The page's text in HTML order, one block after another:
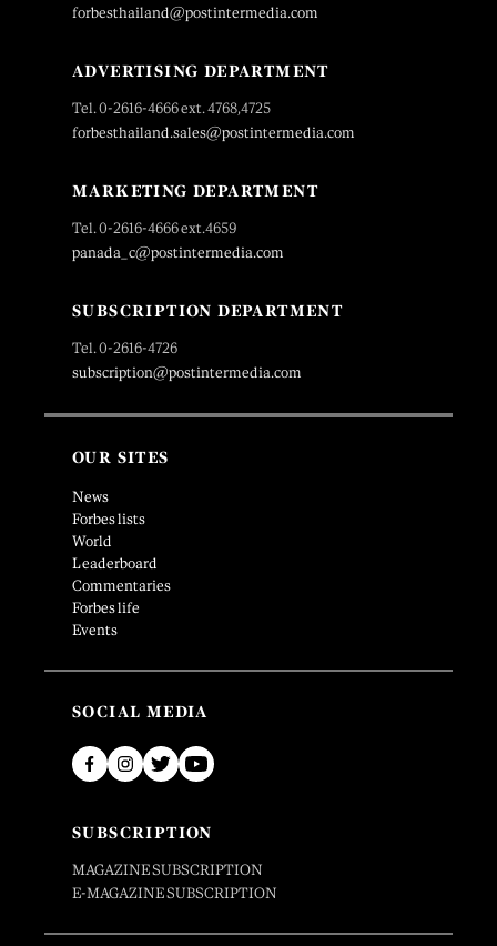
forbesthailand@postintermedia.com
ADVERTISING DEPARTMENT
Tel. 0-2616-4666 ext. 4768,4725
forbesthailand.sales@postintermedia.com
MARKETING DEPARTMENT
Tel. 0-2616-4666 ext.4659
panada_c@postintermedia.com
SUBSCRIPTION DEPARTMENT
Tel. 0-2616-4726
subscription@postintermedia.com
OUR SITES
News
Forbes lists
World
Leaderboard
Commentaries
Forbes life
Events
SOCIAL MEDIA
SUBSCRIPTION
MAGAZINE SUBSCRIPTION
E-MAGAZINE SUBSCRIPTION